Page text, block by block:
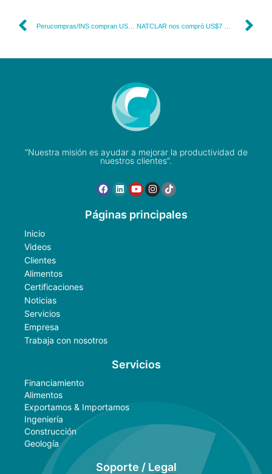
“Nuestra misión es ayudar a mejorar la productividad de
nuestros clientes”.
Páginas principales
Inicio
Videos
Clientes
Alimentos
Certificaciones
Noticias
Servicios
Empresa
Trabaja con nosotros
Servicios
Financiamiento
Alimentos
Exportamos & Importamos
Ingeniería
Construcción
Geología
Soporte / Legal